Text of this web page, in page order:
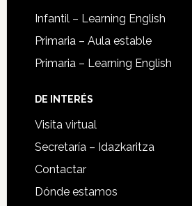
Infantil – Learning English
Primaria – Aula estable
Primaria – Learning English
DE INTERÉS
Visita virtual
Secretaría – Idazkaritza
Contactar
Dónde estamos